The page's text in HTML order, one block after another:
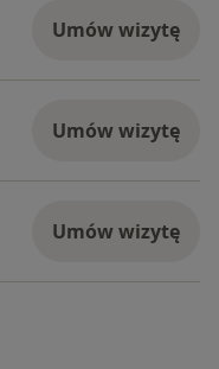
Umów wizytę
Umów wizytę
Umów wizytę